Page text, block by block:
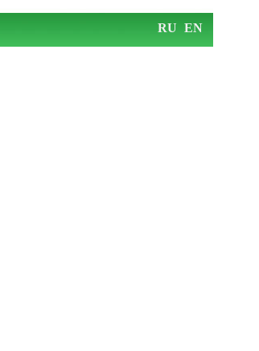
RU EN